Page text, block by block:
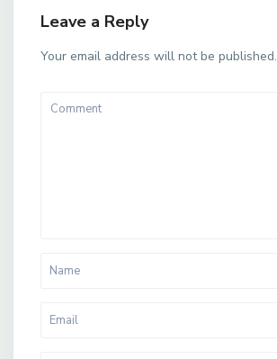
Leave a Reply
Your email address will not be published.